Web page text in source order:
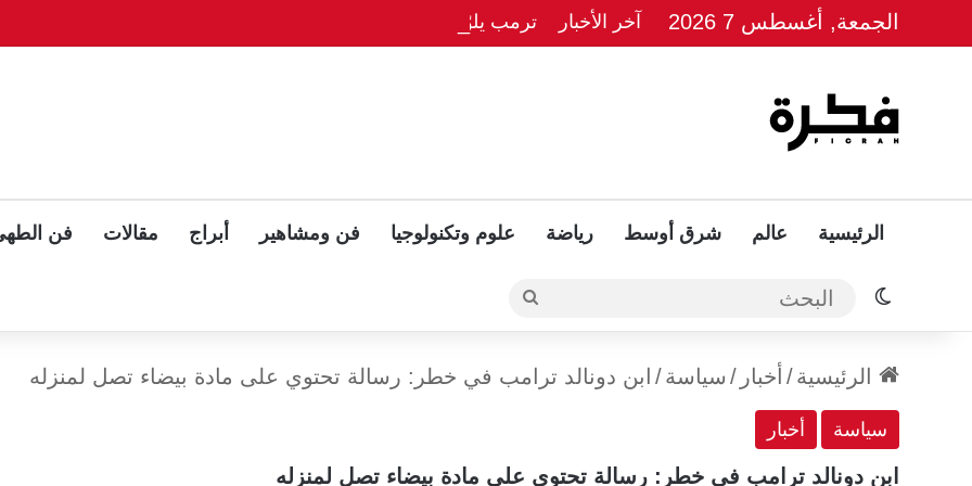
الجمعة, أغسطس 7 2026 آخر الأخبار ترمب يلوّح بلقاء ثلاثي مع بوتين وزيلينسكي بعد قمة ألاسكا
الرئيسية عالم شرق أوسط رياضة علوم وتكنولوجيا فن ومشاهير أبراج مقالات فن
الوضع المظلم البحث
الرئيسية/ أخبار / سياسة/ ابن دونالد ترامب في خطر: رسالة تحتوي على مادة بيضاء تصل لمنزله
سياسة أخبار
ابن دونالد ترامب في خطر: رسالة تحتوي على مادة بيضاء تصل لمنزله